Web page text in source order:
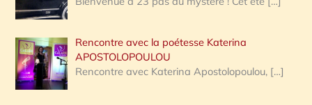
Rencontre avec la poétesse Katerina
APOSTOLOPOULOU
Rencontre avec Katerina Apostolopoulou, […]